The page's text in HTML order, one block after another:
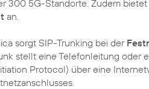
300 5G-Standorte. Zudem bietet
an.
sorgt SIP-Trunking bei der
stellt eine Telefonleitung
Protocol) über eine